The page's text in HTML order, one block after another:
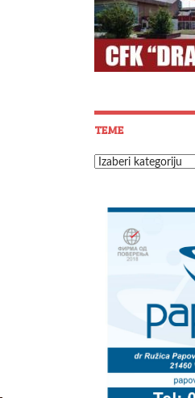
TEME
Teme